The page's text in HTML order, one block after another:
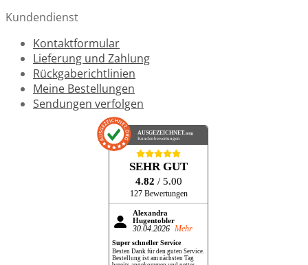
Kundendienst
Kontaktformular
Lieferung und Zahlung
Rückgaberichtlinien
Meine Bestellungen
Sendungen verfolgen
AUSGEZEICHNET .org
Kundenbewertungen
SEHR GUT
4.82 / 5.00
127 Bewertungen
Alexandra
Hugentobler
30.04.2026 Mehr
Super schneller Service
Besten Dank für den guten Service.
Bestellung ist am nächsten Tag